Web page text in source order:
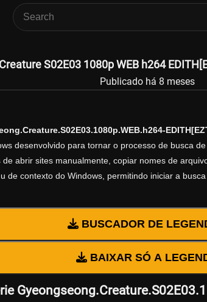
S02E03 1080p WEB h264
Publicado há 8 meses
desenvolvido para tornar o processo de busca
abrir sites manualmente, copiar nomes de
de contexto do Windows, permitindo iniciar a
BUSCADOR DE
BAIXAR SÓ A